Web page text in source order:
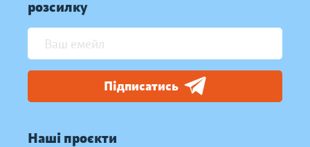
розсилку
Підписатись
Наші проєкти